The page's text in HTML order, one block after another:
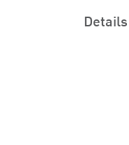
Details